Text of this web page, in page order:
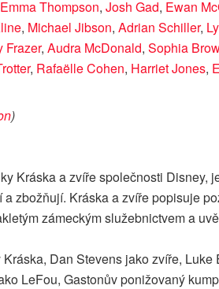
Emma Thompson, Josh Gad, Ewan
, Michael Jibson, Adrian Schiller,
Frazer, Audra McDonald, Sophia
, Rafaëlle Cohen, Harriet Jones,
)
Kráska a zvíře společnosti
zbožňují. Kráska a zvíře popisuje
zámeckým služebnictvem a
Dan Stevens jako zvíře,
LeFou, Gastonův ponižovaný